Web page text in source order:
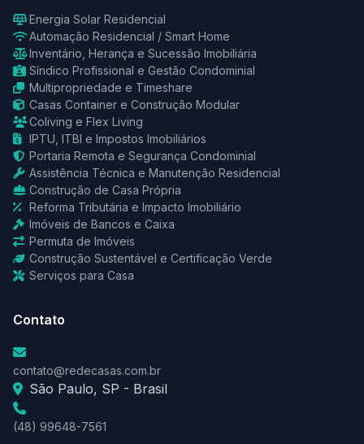
Energia Solar Residencial
Automação Residencial / Smart Home
Inventário, Herança e Sucessão Imobiliária
Síndico Profissional e Gestão Condominial
Multipropriedade e Timeshare
Casas Container e Construção Modular
Coliving e Flex Living
IPTU, ITBI e Impostos Imobiliários
Portaria Remota e Segurança Condominial
Assistência Técnica e Manutenção Residencial
Construção de Casa Própria
Reforma Tributária e Impacto Imobiliário
Imóveis de Bancos e Caixa
Permuta de Imóveis
Construção Sustentável e Certificação Verde
Serviços para Casa
Contato
contato@redecasas.com.br
São Paulo, SP - Brasil
(48) 99648-7561